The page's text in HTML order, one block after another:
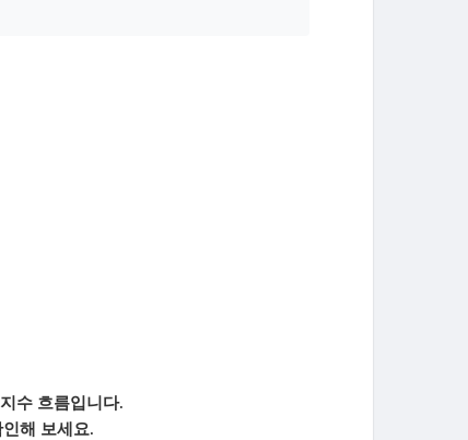
수 흐름입니다.
해 보세요.